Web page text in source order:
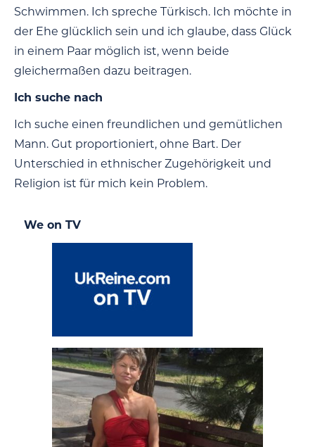
Schwimmen. Ich spreche Türkisch. Ich möchte in
der Ehe glücklich sein und ich glaube, dass Glück
in einem Paar möglich ist, wenn beide
gleichermaßen dazu beitragen.
Ich suche nach
Ich suche einen freundlichen und gemütlichen
Mann. Gut proportioniert, ohne Bart. Der
Unterschied in ethnischer Zugehörigkeit und
Religion ist für mich kein Problem.
We on TV